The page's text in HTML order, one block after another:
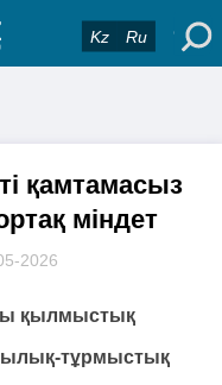
Kz Ru
қамтамасыз
міндет
2026
қылмыстық
тұрмыстық